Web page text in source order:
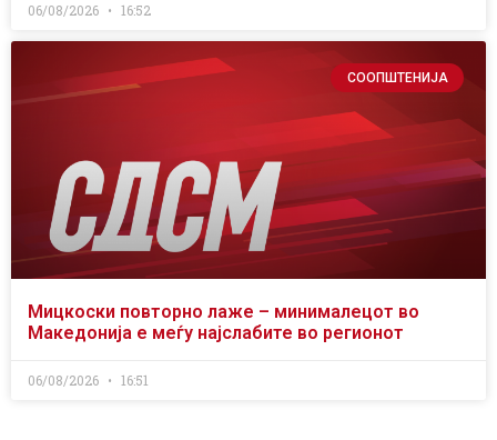
06/08/2026 16:52
СООПШТЕНИЈА
Мицкоски повторно лаже – минималецот во
Македонија е меѓу најслабите во регионот
06/08/2026 16:51